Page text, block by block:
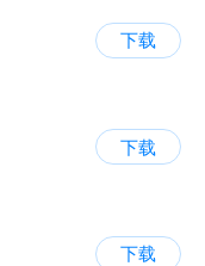
下载
下载
下载